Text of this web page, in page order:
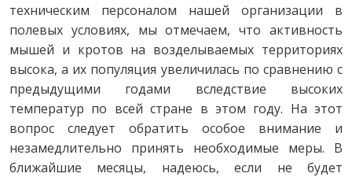
техническим персоналом нашей организации в
полевых условиях, мы отмечаем, что активность
мышей и кротов на возделываемых территориях
высока, а их популяция увеличилась по сравнению с
предыдущими годами вследствие высоких
температур по всей стране в этом году. На этот
вопрос следует обратить особое внимание и
незамедлительно принять необходимые меры. В
ближайшие месяцы, надеюсь, если не будет